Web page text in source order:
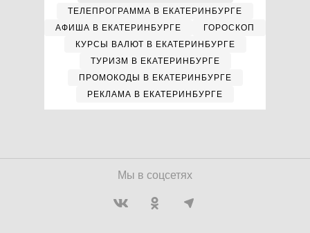
ТЕЛЕПРОГРАММА В ЕКАТЕРИНБУРГЕ
АФИША В ЕКАТЕРИНБУРГЕ
ГОРОСКОП
КУРСЫ ВАЛЮТ В ЕКАТЕРИНБУРГЕ
ТУРИЗМ В ЕКАТЕРИНБУРГЕ
ПРОМОКОДЫ В ЕКАТЕРИНБУРГЕ
РЕКЛАМА В ЕКАТЕРИНБУРГЕ
Мы в соцсетях